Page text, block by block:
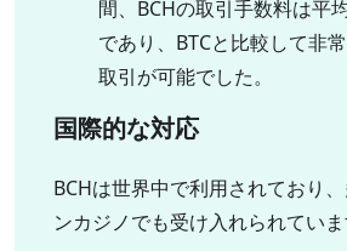
間、BCHの取引手数料は平
であり、BTCと比較して非
取引が可能でした。
国際的な対応
BCHは世界中で利用されており
ンカジノでも受け入れられていま